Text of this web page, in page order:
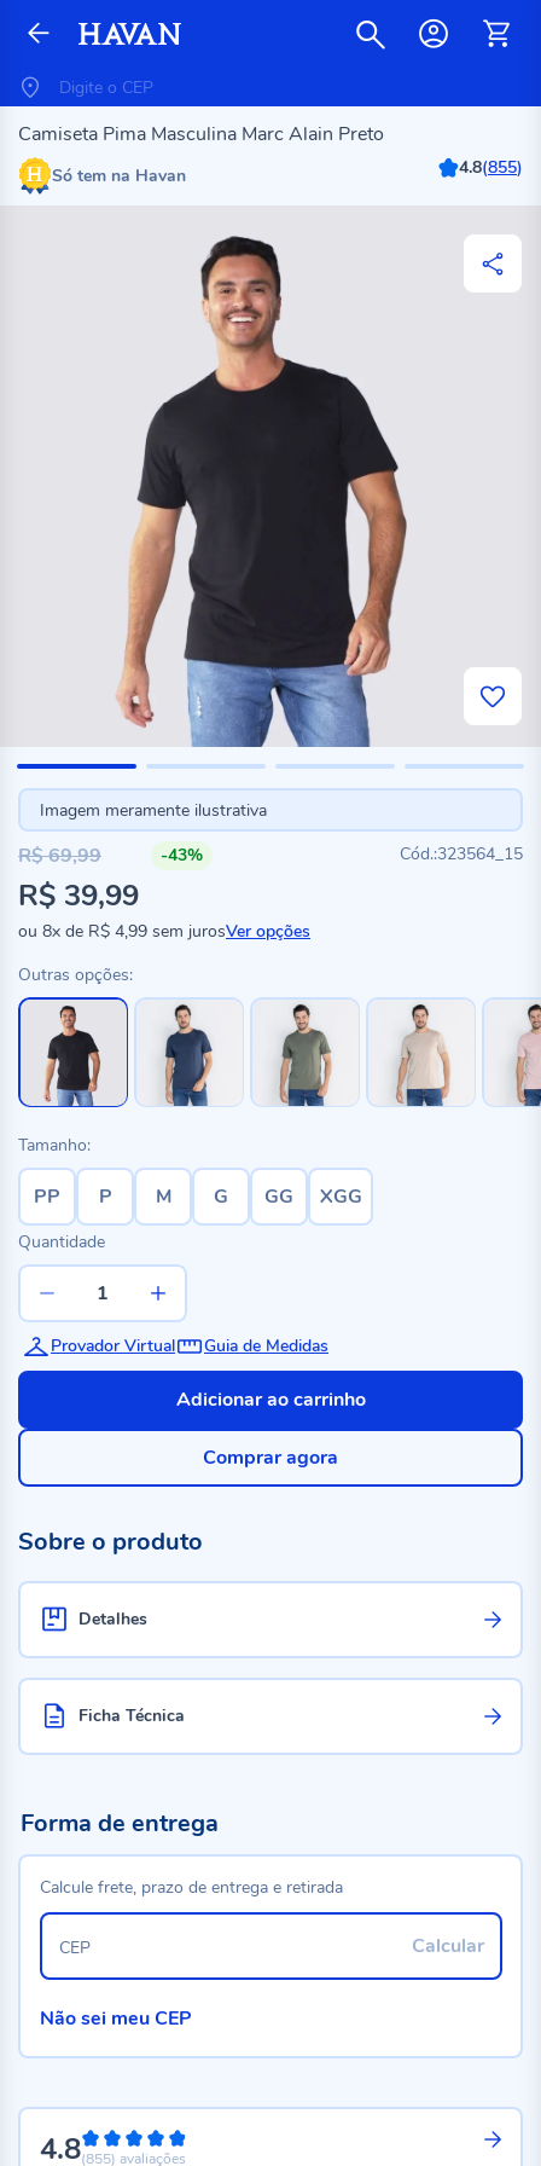
Camiseta Pima Masculina Marc Alain Preto
Só tem na Havan 4.8(855)
Imagem meramente ilustrativa
-43%
323564_15
R$ 39,99
R$ 69,99
ou 8x de R$ 4,99 sem jurosVer opções
Outras opções:
Tamanho:
PP P M G GG XGG
Quantidade
Provador Virtual Guia de Medidas
Adicionar ao carrinho
Comprar agora
Sobre o produto
Detalhes
Ficha Técnica
4.896%
(855) avaliações
Forma de entrega
Calcule frete, prazo de entrega e retirada
Calcular
CEP
Não sei meu CEP